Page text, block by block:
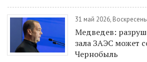
31 май 2026,
Медведев:
зала ЗАЭС может
Чернобыль